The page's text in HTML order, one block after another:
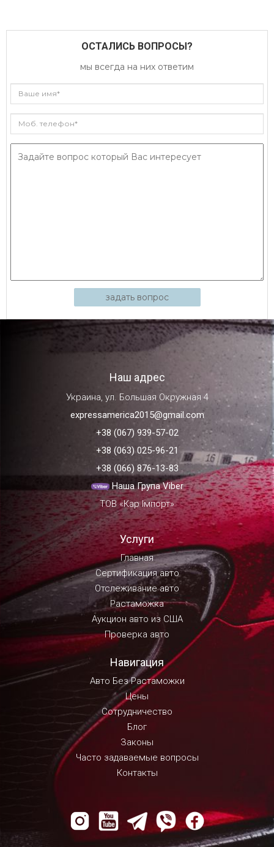
ОСТАЛИСЬ ВОПРОСЫ?
мы всегда на них ответим
задать вопрос
Наш адрес
Украина, ул. Большая Окружная 4
expressamerica2015@gmail.com
+38 (067) 939-57-02
+38 (063) 025-96-21
+38 (066) 876-13-83
Наша Група Viber
ТОВ «Кар Імпорт»
Услуги
Главная
Сертификация авто
Отслеживание авто
Растаможка
Аукцион авто из США
Проверка авто
Навигация
Авто Без Растаможки
Цены
Сотрудничество
Блог
Законы
Часто задаваемые вопросы
Контакты